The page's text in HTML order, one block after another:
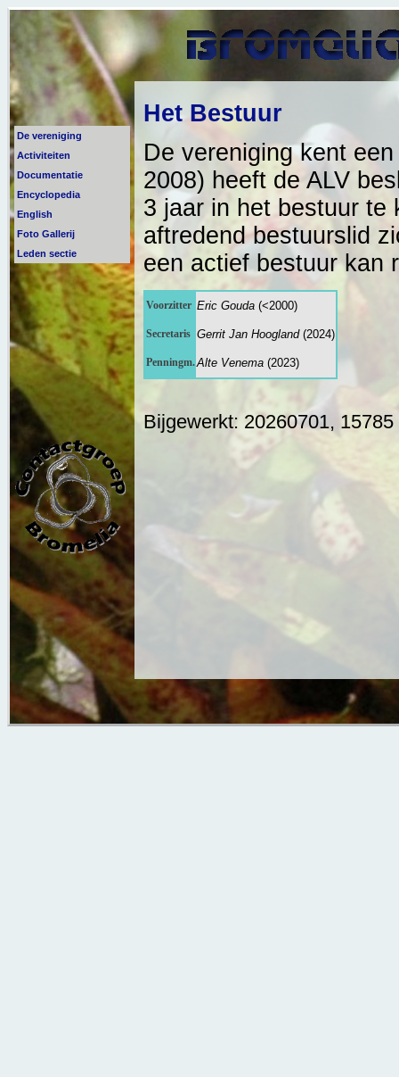
De vereniging
Activiteiten
Documentatie
Encyclopedia
English
Foto Gallerij
Leden sectie
Het Bestuur
De vereniging kent
2008) heeft de ALV
3 jaar in het bestuur te
aftredend bestuurslid
een actief bestuur kan
Voorzitter Eric Gouda (<2000)
Secretaris Gerrit Jan Hoogland(2024)
Penningm.Alte Venema (2023)
Bijgewerkt: 20260701,